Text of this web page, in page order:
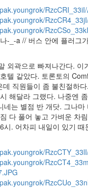
-_-a // 버스 안에 플러그
외곽으로 빠져나간다. 이
텔 같았다. 토론토의
직원들이 좀 불친절하
해달라 그랬다. 나중엔
네는 별점 반 개닷. 그나마
다 풀어 놓고 가벼운 차
시. 어차피 내일이 있기 때